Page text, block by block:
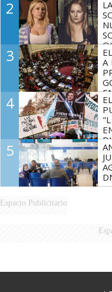
2
3
A
4
5
Espacio Publicitario